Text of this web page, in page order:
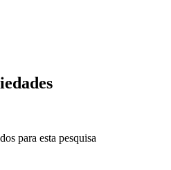
para esta pesquisa